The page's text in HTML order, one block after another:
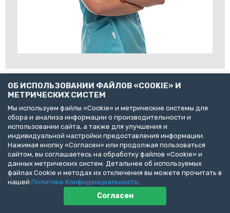
@ 2026 ВК Сложного случая
ОБ ИСПОЛЬЗОВАНИИ ФАЙЛОВ «COOKIE» И
МЕТРИЧЕСКИХ СИСТЕМ
Мы используем файлы «Cookie» и метрические системы для
сбора и анализа информации о производительности и
использовании сайта, а также для улучшения и
индивидуальной настройки предоставления информации.
Нажимая кнопку «Согласен» или продолжая пользоваться
сайтом, вы соглашаетесь на обработку файлов «Cookie» и
данных метрических систем. Детальнее об используемых
файлах Cookie и методах их отключения вы можете прочитать в
нашей Политике Конфиденциальности.
Согласен